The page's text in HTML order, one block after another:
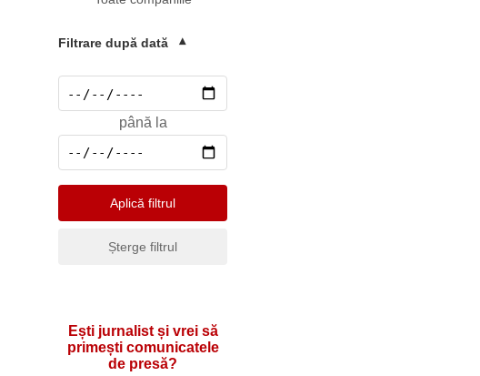
Social
Telecomunicatii
Filtrare după dată ▾
până la
Aplică filtrul
Șterge filtrul
Ești jurnalist și vrei să
primești comunicatele
de presă?